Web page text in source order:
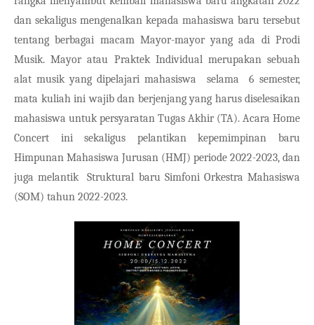
dan sekaligus mengenalkan kepada mahasiswa baru tersebut
tentang berbagai macam Mayor-mayor yang ada di Prodi
Musik. Mayor atau Praktek Individual merupakan sebuah
alat musik yang dipelajari mahasiswa  selama  6 semester,
mata kuliah ini wajib dan berjenjang yang harus diselesaikan
mahasiswa untuk persyaratan Tugas Akhir (TA). Acara Home
Concert ini sekaligus pelantikan kepemimpinan baru
Himpunan Mahasiswa Jurusan (HMJ) periode 2022-2023, dan
juga melantik  Struktural baru Simfoni Orkestra Mahasiswa
(SOM) tahun 2022-2023.